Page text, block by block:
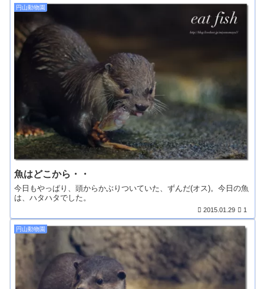
円山動物園
魚はどこから・・
今日もやっぱり、頭からかぶりついていた、ずんだ(オス)。今日の魚
は、ハタハタでした。
2015.01.29 1
円山動物園